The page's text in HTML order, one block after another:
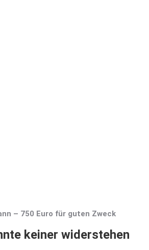
– 750 Euro für guten Zweck
keiner widerstehen